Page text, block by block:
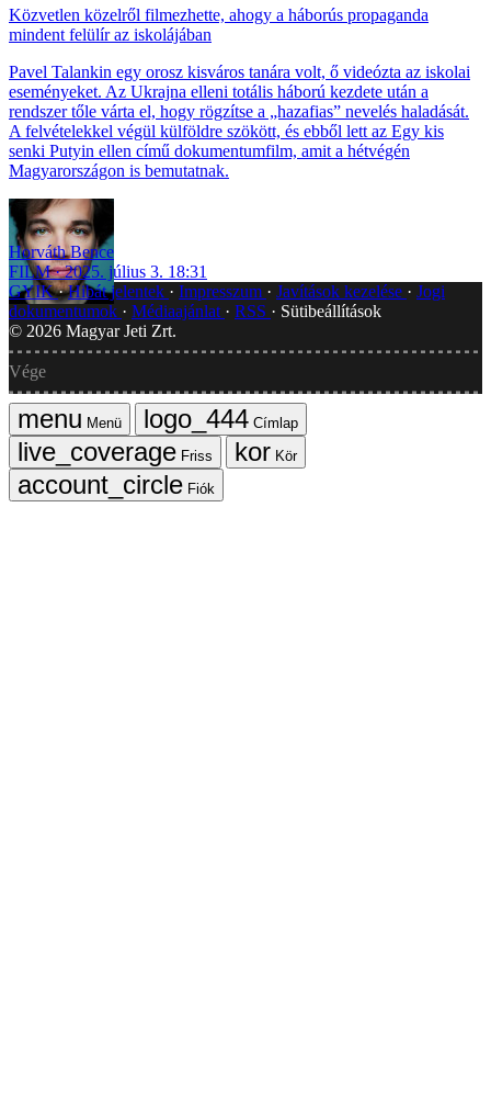
Közvetlen közelről filmezhette, ahogy a háborús propaganda
mindent felülír az iskolájában
Pavel Talankin egy orosz kisváros tanára volt, ő videózta az iskolai
eseményeket. Az Ukrajna elleni totális háború kezdete után a
rendszer tőle várta el, hogy rögzítse a „hazafias” nevelés haladását.
A felvételekkel végül külföldre szökött, és ebből lett az Egy kis
senki Putyin ellen című dokumentumfilm, amit a hétvégén
Magyarországon is bemutatnak.
Horváth Bence
FILM
2025. július 3. 18:31
GYIK Hibát jelentek Impresszum Javítások kezelése
Jogi
dokumentumok
Médiaajánlat RSS
Sütibeállítások
© 2026 Magyar Jeti Zrt.
Vége
Menü
Címlap
Friss
Kör
Fiók